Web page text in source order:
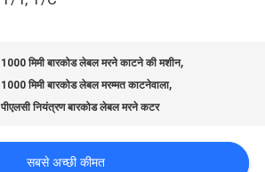
1000 मिमी बारकोड लेबल मरने काटने की मशीन,
1000 मिमी बारकोड लेबल मरम्मत काटनेवाला,
पीएलसी नियंत्रण बारकोड लेबल मरने कटर
सबसे अच्छी कीमत